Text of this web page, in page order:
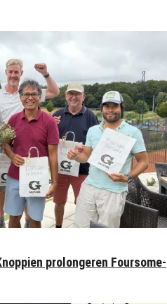
prolongeren Foursome-